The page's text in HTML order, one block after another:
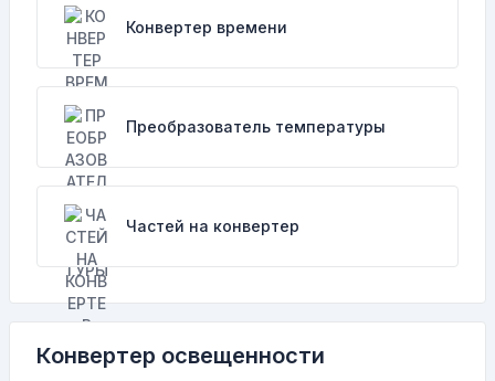
Конвертер времени
Преобразователь температуры
Частей на конвертер
Конвертер освещенности